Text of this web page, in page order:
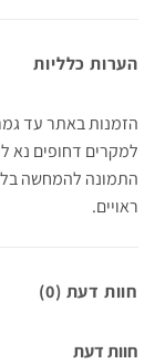
הערות כלליות
הזמנות באתר עד
למקרים דחופים נא
התמונה להמחשה
ראויים.
חוות דעת (0)
חוות דעת